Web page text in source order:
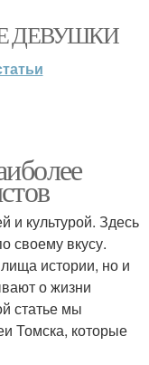
ДЕВУШКИ
и культурой. Здесь
своему вкусу.
истории, но и
о жизни
статье мы
Томска, которые